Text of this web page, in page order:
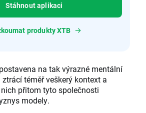
Stáhnout aplikaci
produkty XTB
na tak výrazné mentální
téměř veškerý kontext a
přitom tyto společnosti
modely.